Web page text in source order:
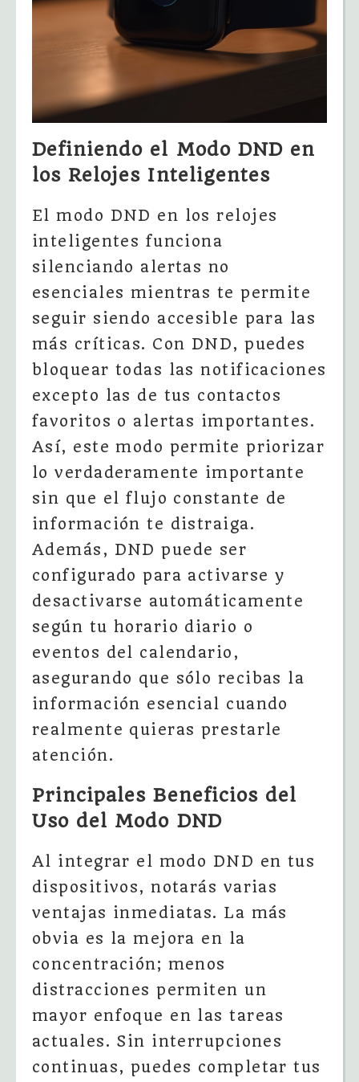
Definiendo el Modo DND en
los Relojes Inteligentes
El modo DND en los relojes
inteligentes funciona
silenciando alertas no
esenciales mientras te permite
seguir siendo accesible para las
más críticas. Con DND, puedes
bloquear todas las notificaciones
excepto las de tus contactos
favoritos o alertas importantes.
Así, este modo permite priorizar
lo verdaderamente importante
sin que el flujo constante de
información te distraiga.
Además, DND puede ser
configurado para activarse y
desactivarse automáticamente
según tu horario diario o
eventos del calendario,
asegurando que sólo recibas la
información esencial cuando
realmente quieras prestarle
atención.
Principales Beneficios del
Uso del Modo DND
Al integrar el modo DND en tus
dispositivos, notarás varias
ventajas inmediatas. La más
obvia es la mejora en la
concentración; menos
distracciones permiten un
mayor enfoque en las tareas
actuales. Sin interrupciones
continuas, puedes completar tus